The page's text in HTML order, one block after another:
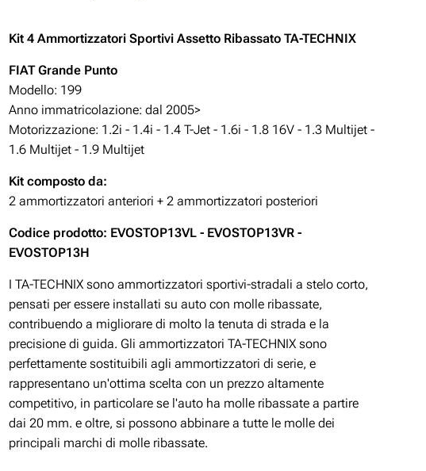
Kit 4 Ammortizzatori Sportivi Assetto Ribassato TA-TECHNIX
FIAT Grande Punto
Modello: 199
Anno immatricolazione: dal 2005>
Motorizzazione: 1.2i - 1.4i - 1.4 T-Jet - 1.6i - 1.8 16V - 1.3 Multijet -
1.6 Multijet - 1.9 Multijet
Kit composto da:
2 ammortizzatori anteriori + 2 ammortizzatori posteriori
Codice prodotto: EVOSTOP13VL - EVOSTOP13VR -
EVOSTOP13H
I TA-TECHNIX sono ammortizzatori sportivi-stradali a stelo corto,
pensati per essere installati su auto con molle ribassate,
contribuendo a migliorare di molto la tenuta di strada e la
precisione di guida. Gli ammortizzatori TA-TECHNIX sono
perfettamente sostituibili agli ammortizzatori di serie, e
rappresentano un'ottima scelta con un prezzo altamente
competitivo, in particolare se l'auto ha molle ribassate a partire
dai 20 mm. e oltre, si possono abbinare a tutte le molle dei
principali marchi di molle ribassate.